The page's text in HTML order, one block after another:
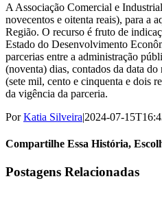
A Associação Comercial e
novecentos e oitenta reais), para a
Região. O recurso é fruto de
Estado do Desenvolvimento
parcerias entre a administração
(noventa) dias, contados da data
(sete mil, cento e cinquenta e dois
da vigência da parceria.
PorKatia Silveira|2024-07-
Compartilhe Essa História,
Facebook
X
Reddit
LinkedIn
WhatsApp
Tumblr
Pinterest
Vk
E-
Postagens Relacionadas